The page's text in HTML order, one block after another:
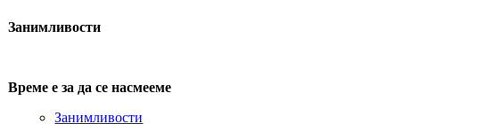
Занимливости
Време е за да се насмееме
Занимливости